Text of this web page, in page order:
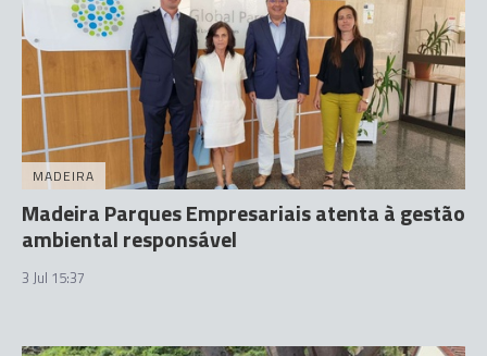
MADEIRA
Madeira Parques Empresariais atenta à gestão
ambiental responsável
3 Jul 15:37